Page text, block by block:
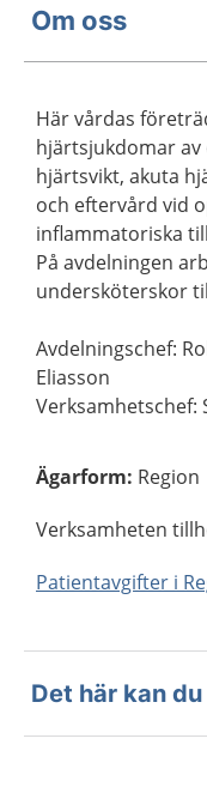
Om oss
Här vårdas
hjärtsjukdomar av
hjärtsvikt, akuta
och eftervård vid
inflammatoriska
På avdelningen
undersköterskor
Avdelningschef:
Eliasson
Verksamhetschef:
Ägarform: Region
Verksamheten
Patientavgifter i
Det här kan